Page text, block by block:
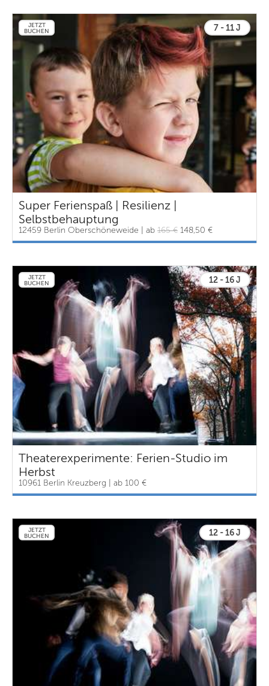
JETZT
BUCHEN
7 - 11 J
Super Ferienspaß | Resilienz |
Selbstbehauptung
12459 Berlin Oberschöneweide | ab 165 € 148,50 €
JETZT
BUCHEN
12 - 16 J
Theaterexperimente: Ferien-Studio im
Herbst
10961 Berlin Kreuzberg | ab 100 €
JETZT
BUCHEN
12 - 16 J